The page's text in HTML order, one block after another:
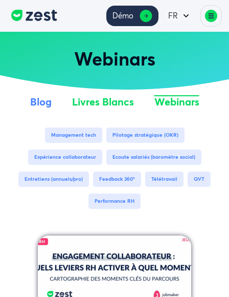
Démo FR
Webinars
Blog Livres Blancs Webinars
Management tech Pilotage stratégique (OKR)
Expérience collaborateur Ecoute salariés (baromètre social)
Entretiens (annuels/pro) Feedback 360° Télétravail QVT
Performance RH